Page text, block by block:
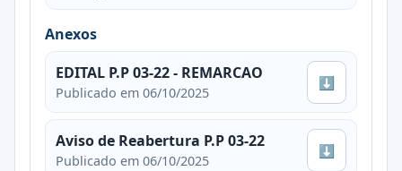
Anexos
EDITAL P.P 03-22 - REMARCAO
Publicado em 06/10/2025
⬇
Aviso de Reabertura P.P 03-22
Publicado em 06/10/2025
⬇